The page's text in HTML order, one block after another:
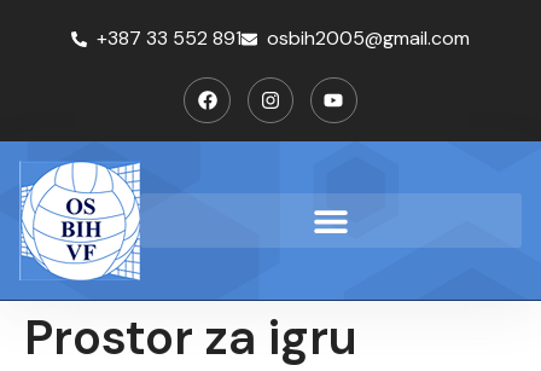
+387 33 552 891 osbih2005@gmail.com
Prostor za igru